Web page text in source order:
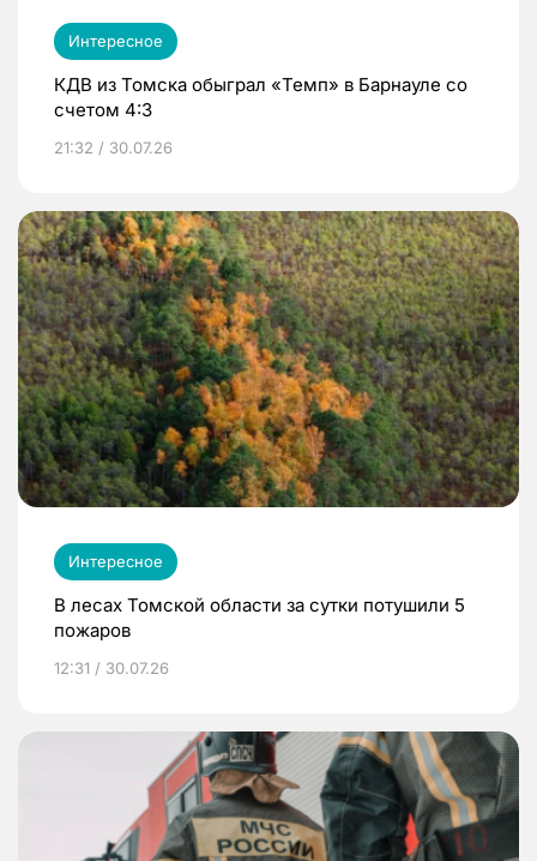
Интересное
КДВ из Томска обыграл «Темп» в Барнауле со
счетом 4:3
21:32 / 30.07.26
Интересное
В лесах Томской области за сутки потушили 5
пожаров
12:31 / 30.07.26